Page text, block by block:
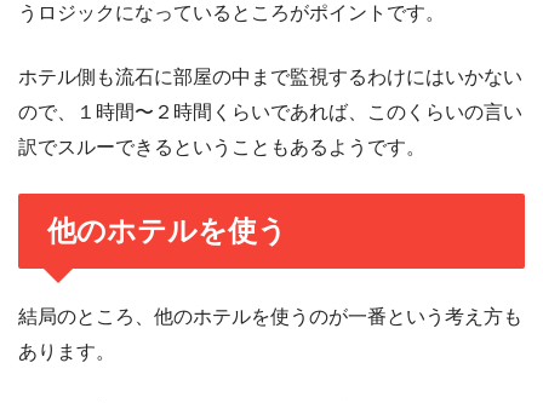
うロジックになっているところがポイントです。
ホテル側も流石に部屋の中まで監視するわけにはいかない
ので、１時間〜２時間くらいであれば、このくらいの言い
訳でスルーできるということもあるようです。
他のホテルを使う
結局のところ、他のホテルを使うのが一番という考え方も
あります。